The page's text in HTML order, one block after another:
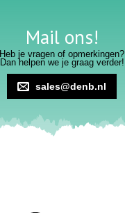
Mail ons!
Heb je vragen of opmerkingen?
Dan helpen we je graag verder!
sales@denb.nl